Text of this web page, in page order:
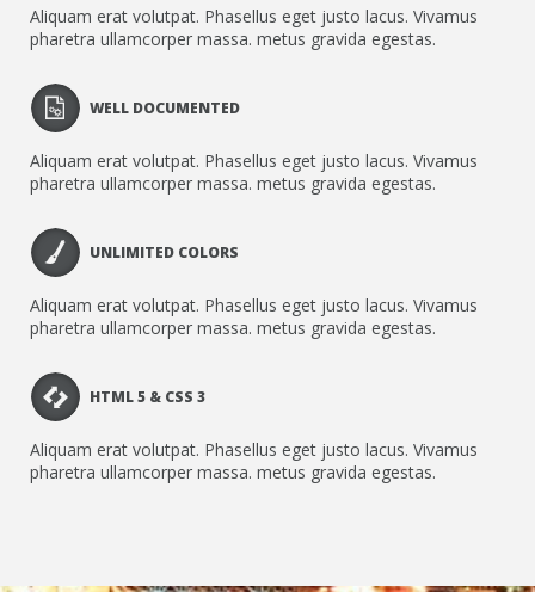
Aliquam erat volutpat. Phasellus eget justo lacus. Vivamus
pharetra ullamcorper massa. metus gravida egestas.
WELL DOCUMENTED
Aliquam erat volutpat. Phasellus eget justo lacus. Vivamus
pharetra ullamcorper massa. metus gravida egestas.
UNLIMITED COLORS
Aliquam erat volutpat. Phasellus eget justo lacus. Vivamus
pharetra ullamcorper massa. metus gravida egestas.
HTML 5 & CSS 3
Aliquam erat volutpat. Phasellus eget justo lacus. Vivamus
pharetra ullamcorper massa. metus gravida egestas.